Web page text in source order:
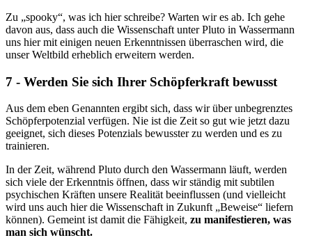
Zu „spooky“, was ich hier schreibe? Warten wir es ab. Ich gehe
davon aus, dass auch die Wissenschaft unter Pluto in Wassermann
uns hier mit einigen neuen Erkenntnissen überraschen wird, die
unser Weltbild erheblich erweitern werden.
7 - Werden Sie sich Ihrer Schöpferkraft bewusst
Aus dem eben Genannten ergibt sich, dass wir über unbegrenztes
Schöpferpotenzial verfügen. Nie ist die Zeit so gut wie jetzt dazu
geeignet, sich dieses Potenzials bewusster zu werden und es zu
trainieren.
In der Zeit, während Pluto durch den Wassermann läuft, werden
sich viele der Erkenntnis öffnen, dass wir ständig mit subtilen
psychischen Kräften unsere Realität beeinflussen (und vielleicht
wird uns auch hier die Wissenschaft in Zukunft „Beweise“ liefern
können). Gemeint ist damit die Fähigkeit, zu manifestieren, was
man sich wünscht.